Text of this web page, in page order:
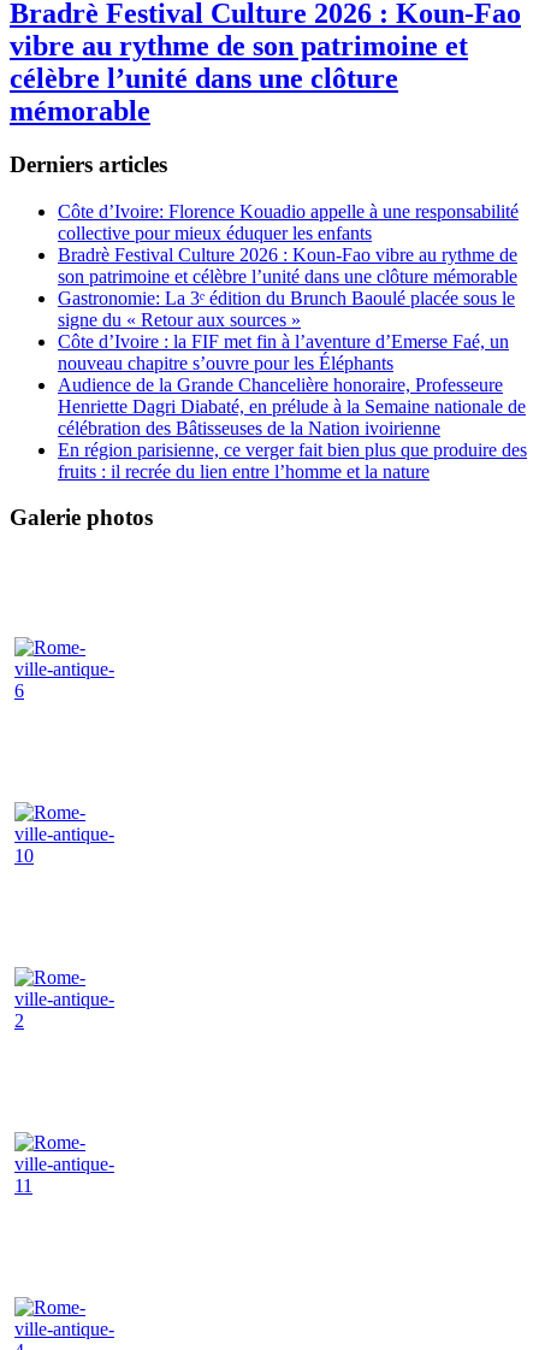
Bradrè Festival Culture 2026 : Koun-Fao
vibre au rythme de son patrimoine et
célèbre l’unité dans une clôture
mémorable
Derniers articles
Côte d’Ivoire: Florence Kouadio appelle à une responsabilité
collective pour mieux éduquer les enfants
Bradrè Festival Culture 2026 : Koun-Fao vibre au rythme de
son patrimoine et célèbre l’unité dans une clôture mémorable
Gastronomie: La 3ᵉ édition du Brunch Baoulé placée sous le
signe du « Retour aux sources »
Côte d’Ivoire : la FIF met fin à l’aventure d’Emerse Faé, un
nouveau chapitre s’ouvre pour les Éléphants
Audience de la Grande Chancelière honoraire, Professeure
Henriette Dagri Diabaté, en prélude à la Semaine nationale de
célébration des Bâtisseuses de la Nation ivoirienne
En région parisienne, ce verger fait bien plus que produire des
fruits : il recrée du lien entre l’homme et la nature
Galerie photos